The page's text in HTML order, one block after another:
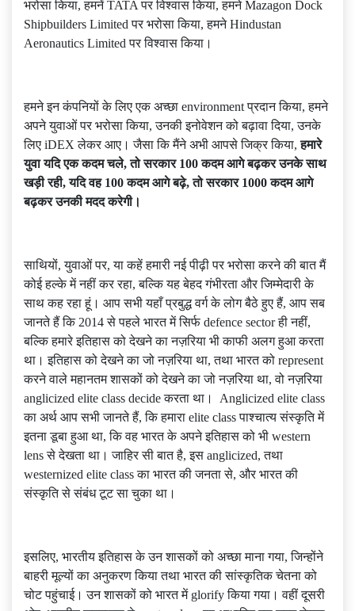
भरोसा किया, हमनें TATA पर विश्वास किया, हमने Mazagon Dock
Shipbuilders Limited पर भरोसा किया, हमने Hindustan
Aeronautics Limited पर विश्वास किया।
हमने इन कंपनियों के लिए एक अच्छा environment प्रदान किया, हमने
अपने युवाओं पर भरोसा किया, उनकी इनोवेशन को बढ़ावा दिया, उनके
लिए iDEX लेकर आए। जैसा कि मैंने अभी आपसे जिक्र किया,हमारे
युवा यदि एक कदम चले, तो सरकार100कदम आगे बढ़कर उनके साथ
खड़ी रही,यदि वह100कदम आगे बढ़े,तो सरकार1000कदम आगे
बढ़कर उनकी मदद करेगी।
साथियों, युवाओं पर, या कहें हमारी नई पीढ़ी पर भरोसा करने की बात मैं
कोई हल्के में नहीं कर रहा, बल्कि यह बेहद गंभीरता और जिम्मेदारी के
साथ कह रहा हूं। आप सभी यहाँ प्रबुद्ध वर्ग के लोग बैठे हुए हैं, आप सब
जानते हैं कि 2014 से पहले भारत में सिर्फ defence sector ही नहीं,
बल्कि हमारे इतिहास को देखने का नज़रिया भी काफी अलग हुआ करता
था। इतिहास को देखने का जो नज़रिया था, तथा भारत को represent
करने वाले महानतम शासकों को देखने का जो नज़रिया था, वो नज़रिया
anglicized elite class decide करता था। Anglicized elite class
का अर्थ आप सभी जानते हैं, कि हमारा elite class पाश्चात्य संस्कृति में
इतना डूबा हुआ था, कि वह भारत के अपने इतिहास को भी western
lens से देखता था। जाहिर सी बात है, इस anglicized, तथा
westernized elite class का भारत की जनता से, और भारत की
संस्कृति से संबंध टूट सा चुका था।
इसलिए, भारतीय इतिहास के उन शासकों को अच्छा माना गया, जिन्होंने
बाहरी मूल्यों का अनुकरण किया तथा भारत की सांस्कृतिक चेतना को
चोट पहुंचाई। उन शासकों को भारत में glorify किया गया। वहीं दूसरी